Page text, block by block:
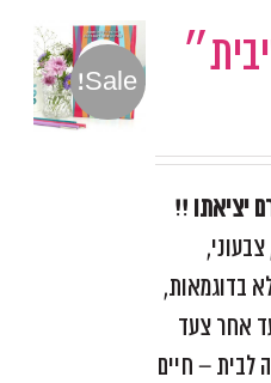
Sale!
בדוגמאות,
אחר צעד
לבית – חיים